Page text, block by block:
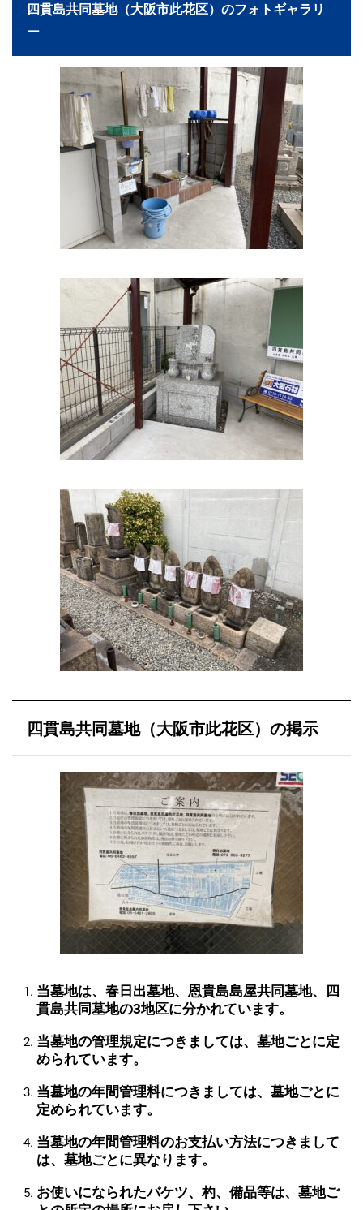
四貫島共同墓地（大阪市此花区）のフォトギャラリ
ー
四貫島共同墓地（大阪市此花区）の掲示
当墓地は、春日出墓地、恩貴島島屋共同墓地、四
貫島共同墓地の3地区に分かれています。
当墓地の管理規定につきましては、墓地ごとに定
められています。
当墓地の年間管理料につきましては、墓地ごとに
定められています。
当墓地の年間管理料のお支払い方法につきまして
は、墓地ごとに異なります。
お使いになられたバケツ、杓、備品等は、墓地ご